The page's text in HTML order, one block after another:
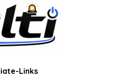
Links